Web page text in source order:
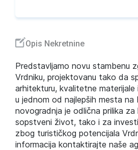
Opis Nekretnine
Predstavljamo novu stambenu
Vrdniku, projektovanu tako da
arhitekturu, kvalitetne
u jednom od najlepših mesta na
novogradnja je odlična prilika za
sopstveni život, tako i za
zbog turističkog potencijala
informacija kontaktirajte naše